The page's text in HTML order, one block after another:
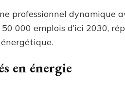
professionnel dynamique
000 emplois d’ici 2030,
en énergie